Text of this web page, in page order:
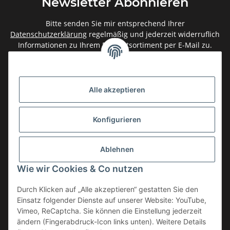
Alle akzeptieren
Konfigurieren
Ablehnen
Wie wir Cookies & Co nutzen
Durch Klicken auf „Alle akzeptieren“ gestatten Sie den
Einsatz folgender Dienste auf unserer Website: YouTube,
Vimeo, ReCaptcha. Sie können die Einstellung jederzeit
ändern (Fingerabdruck-Icon links unten). Weitere Details
Bitte senden Sie mir entsprechend Ihrer
Datenschutzerklärung regelmäßig und jederzeit widerruflich
Informationen zu Ihrem Produktsortiment per E-Mail zu.
Gesetzliche Informationen
Informationen
Service
Vertrag widerrufen
* Alle Preise inkl. gesetzlicher USt., zzgl.Versand